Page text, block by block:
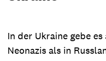
In der Ukraine gebe
Neonazis als in